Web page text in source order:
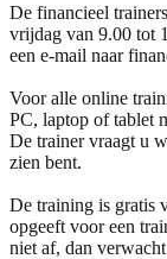
De financieel
vrijdag van 9.00 tot
een e-mail naar
Voor alle online
PC, laptop of tablet
De trainer vraagt u
zien bent.
De training is gratis
opgeeft voor een
niet af, dan